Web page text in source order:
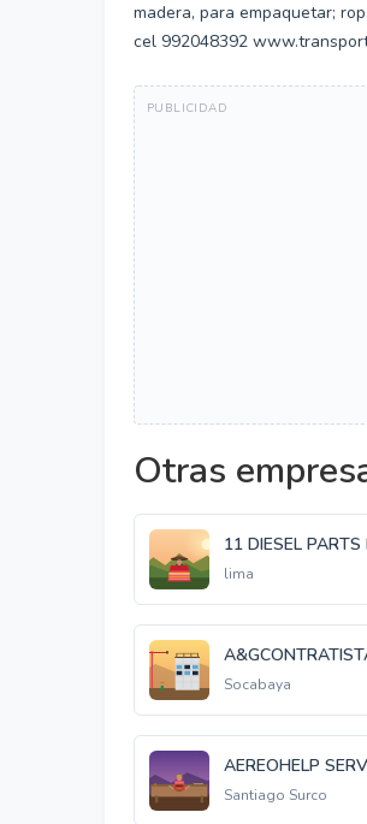
madera, para empaquetar;
cel 992048392
Otras
11 DIESEL PARTS
lima
Socabaya
AEREOHELP
Santiago Surco